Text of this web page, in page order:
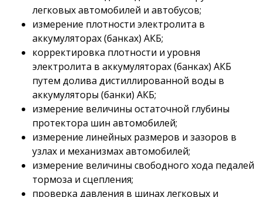
легковых автомобилей и автобусов;
измерение плотности электролита в
аккумуляторах (банках) АКБ;
корректировка плотности и уровня
электролита в аккумуляторах (банках) АКБ
путем долива дистиллированной воды в
аккумуляторы (банки) АКБ;
измерение величины остаточной глубины
протектора шин автомобилей;
измерение линейных размеров и зазоров в
узлах и механизмах автомобилей;
измерение величины свободного хода педалей
тормоза и сцепления;
проверка давления в шинах легковых и